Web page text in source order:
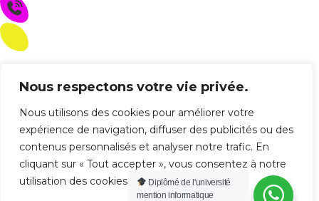
Nous respectons votre vie privée.
Nous utilisons des cookies pour améliorer votre
expérience de navigation, diffuser des publicités ou des
contenus personnalisés et analyser notre trafic. En
cliquant sur « Tout accepter », vous consentez à notre
utilisation des cookies.
Diplômé de l'université
mention informatique